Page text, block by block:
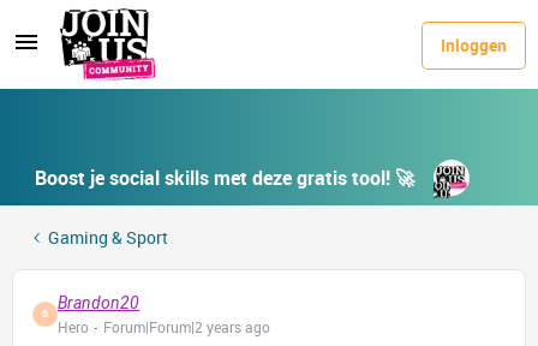
Inloggen
Boost je social skills met deze gratis tool! 🚀
Gaming & Sport
B
Brandon20
Hero
Forum|Forum|2 years ago